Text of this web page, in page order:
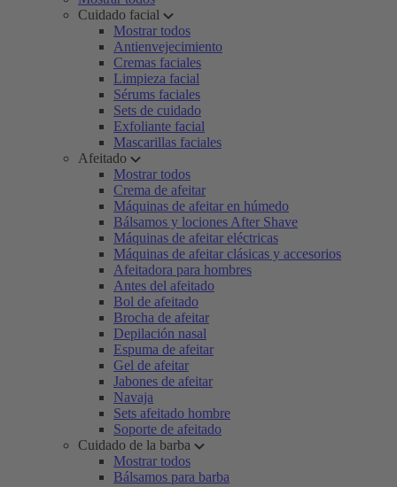
Cuidado facial
Mostrar todos
Antienvejecimiento
Cremas faciales
Limpieza facial
Sérums faciales
Sets de cuidado
Exfoliante facial
Mascarillas faciales
Afeitado
Mostrar todos
Crema de afeitar
Máquinas de afeitar en húmedo
Bálsamos y lociones After Shave
Máquinas de afeitar eléctricas
Máquinas de afeitar clásicas y accesorios
Afeitadora para hombres
Antes del afeitado
Bol de afeitado
Brocha de afeitar
Depilación nasal
Espuma de afeitar
Gel de afeitar
Jabones de afeitar
Navaja
Sets afeitado hombre
Soporte de afeitado
Cuidado de la barba
Mostrar todos
Bálsamos para barba